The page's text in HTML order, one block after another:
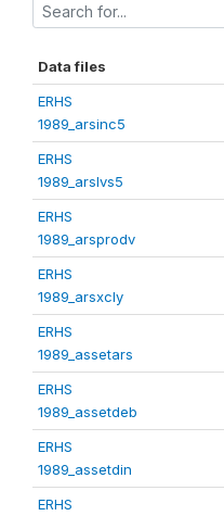
Data files
ERHS
1989_arsinc5
ERHS
1989_arslvs5
ERHS
1989_arsprodv
ERHS
1989_arsxcly
ERHS
1989_assetars
ERHS
1989_assetdeb
ERHS
1989_assetdin
ERHS